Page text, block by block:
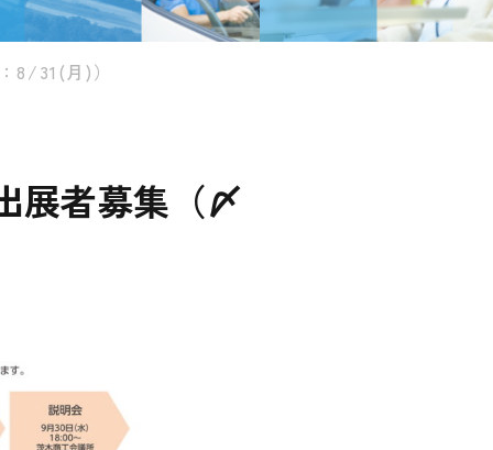
8/31(月)）
展者募集（〆